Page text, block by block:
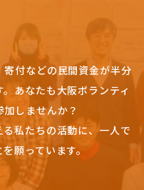
寄付などの民間資金が半分
あなたも大阪ボランティ
しませんか？
私たちの活動に、一人で
願っています。